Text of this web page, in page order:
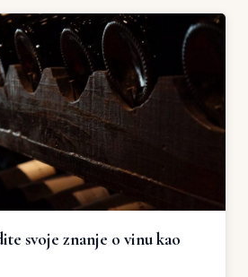
svoje znanje o vinu kao